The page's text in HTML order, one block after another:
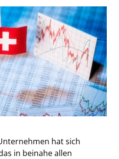
hat sich
in beinahe allen